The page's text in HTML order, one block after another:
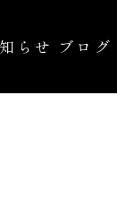
らせ ブログ